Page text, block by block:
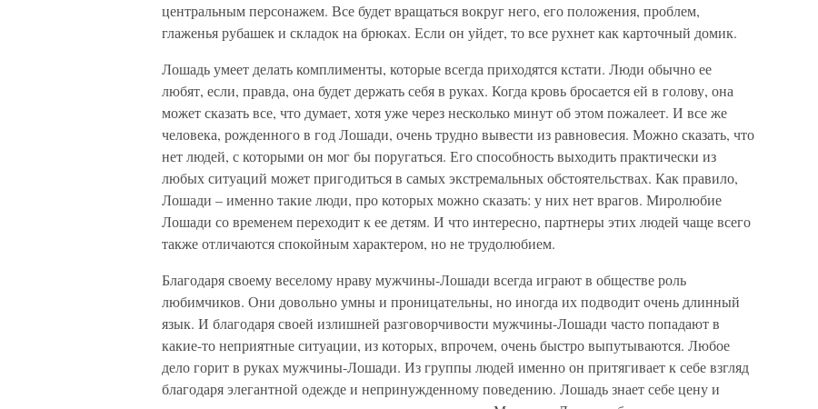
центральным персонажем. Все будет вращаться вокруг него, его положения, проблем,
глаженья рубашек и складок на брюках. Если он уйдет, то все рухнет как карточный домик.
Лошадь умеет делать комплименты, которые всегда приходятся кстати. Люди обычно ее
любят, если, правда, она будет держать себя в руках. Когда кровь бросается ей в голову, она
может сказать все, что думает, хотя уже через несколько минут об этом пожалеет. И все же
человека, рожденного в год Лошади, очень трудно вывести из равновесия. Можно сказать, что
нет людей, с которыми он мог бы поругаться. Его способность выходить практически из
любых ситуаций может пригодиться в самых экстремальных обстоятельствах. Как правило,
Лошади – именно такие люди, про которых можно сказать: у них нет врагов. Миролюбие
Лошади со временем переходит к ее детям. И что интересно, партнеры этих людей чаще всего
также отличаются спокойным характером, но не трудолюбием.
Благодаря своему веселому нраву мужчины-Лошади всегда играют в обществе роль
любимчиков. Они довольно умны и проницательны, но иногда их подводит очень длинный
язык. И благодаря своей излишней разговорчивости мужчины-Лошади часто попадают в
какие-то неприятные ситуации, из которых, впрочем, очень быстро выпутываются. Любое
дело горит в руках мужчины-Лошади. Из группы людей именно он притягивает к себе взгляд
благодаря элегантной одежде и непринужденному поведению. Лошадь знает себе цену и